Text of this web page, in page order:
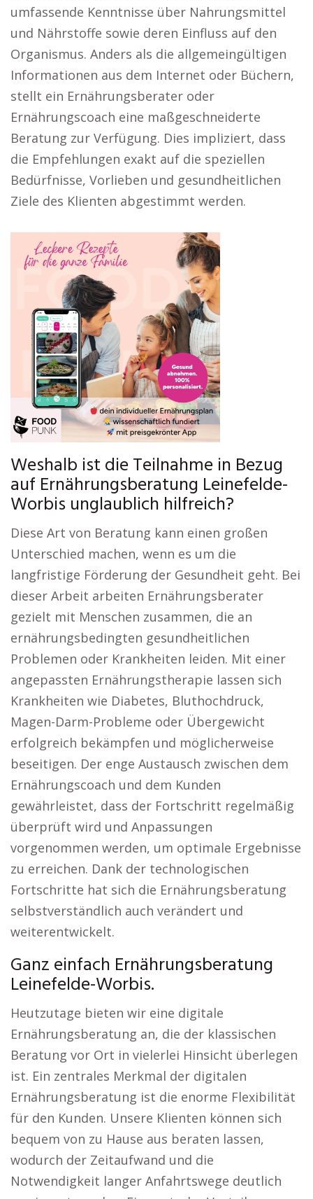
umfassende Kenntnisse über Nahrungsmittel
und Nährstoffe sowie deren Einfluss auf den
Organismus. Anders als die allgemeingültigen
Informationen aus dem Internet oder Büchern,
stellt ein Ernährungsberater oder
Ernährungscoach eine maßgeschneiderte
Beratung zur Verfügung. Dies impliziert, dass
die Empfehlungen exakt auf die speziellen
Bedürfnisse, Vorlieben und gesundheitlichen
Ziele des Klienten abgestimmt werden.
Weshalb ist die Teilnahme in Bezug
auf Ernährungsberatung Leinefelde-
Worbis unglaublich hilfreich?
Diese Art von Beratung kann einen großen
Unterschied machen, wenn es um die
langfristige Förderung der Gesundheit geht. Bei
dieser Arbeit arbeiten Ernährungsberater
gezielt mit Menschen zusammen, die an
ernährungsbedingten gesundheitlichen
Problemen oder Krankheiten leiden. Mit einer
angepassten Ernährungstherapie lassen sich
Krankheiten wie Diabetes, Bluthochdruck,
Magen-Darm-Probleme oder Übergewicht
erfolgreich bekämpfen und möglicherweise
beseitigen. Der enge Austausch zwischen dem
Ernährungscoach und dem Kunden
gewährleistet, dass der Fortschritt regelmäßig
überprüft wird und Anpassungen
vorgenommen werden, um optimale Ergebnisse
zu erreichen. Dank der technologischen
Fortschritte hat sich die Ernährungsberatung
selbstverständlich auch verändert und
weiterentwickelt.
Ganz einfach Ernährungsberatung
Leinefelde-Worbis.
Heutzutage bieten wir eine digitale
Ernährungsberatung an, die der klassischen
Beratung vor Ort in vielerlei Hinsicht überlegen
ist. Ein zentrales Merkmal der digitalen
Ernährungsberatung ist die enorme Flexibilität
für den Kunden. Unsere Klienten können sich
bequem von zu Hause aus beraten lassen,
wodurch der Zeitaufwand und die
Notwendigkeit langer Anfahrtswege deutlich